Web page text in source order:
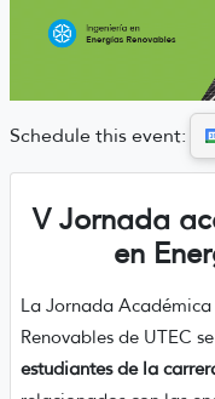
Schedule this event:
V Jornada
en
La Jornada
Renovables de UTEC
estudiantes de la